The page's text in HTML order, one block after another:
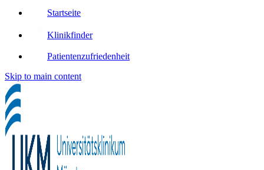
Startseite
Klinikfinder
Patientenzufriedenheit
Skip to main content